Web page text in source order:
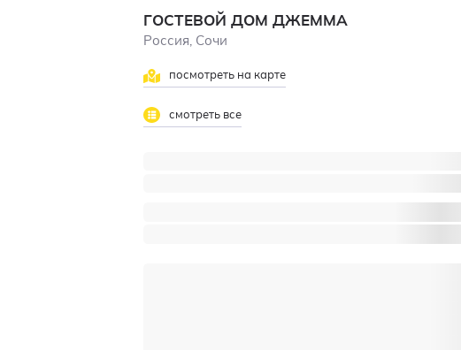
ГОСТЕВОЙ ДОМ ДЖЕММА
Россия, Сочи
посмотреть на карте
смотреть все